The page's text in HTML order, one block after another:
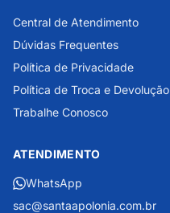
Central de Atendimento
Dúvidas Frequentes
Política de Privacidade
Política de Troca e Devolução
Trabalhe Conosco
ATENDIMENTO
WhatsApp
sac@santaapolonia.com.br